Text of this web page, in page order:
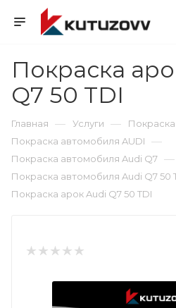
Покраска
Q7 50 TDI
Главная — Услуги —
Покраска автомобиля AUDI —
Покраска автомобиля Audi Q7 —
Покраска автомобиля Audi Q7 50
Покраска арок Audi Q7 50 TDI